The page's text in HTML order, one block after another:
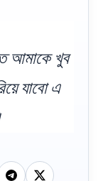
আমাকে খুব
যাবো এ